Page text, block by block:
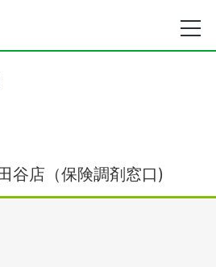
谷店（保険調剤窓口)